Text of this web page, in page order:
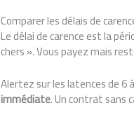
Comparer les délais de
Le délai de carence est la
chers ». Vous payez mais
Alertez sur les latences de 6
immédiate. Un contrat sans